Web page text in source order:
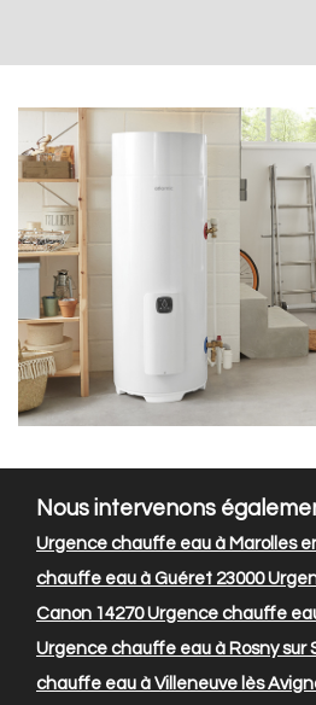
Nous intervenons
Urgence chauffe eau à Marolles
chauffe eau à Guéret 23000
Canon 14270Urgence chauffe
Urgence chauffe eau à Rosny sur
chauffe eau à Villeneuve lès